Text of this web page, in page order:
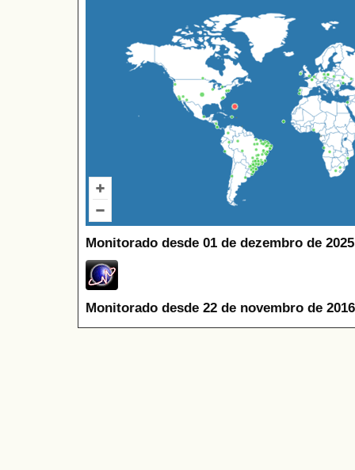
Monitorado desde 01 de dezembro de
Monitorado desde 22 de novembro de